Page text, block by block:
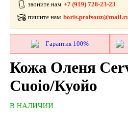
звоните нам +7 (919) 728-23-23
пишите нам
Гарантия 100%
Кожа Оленя
Cuoio/Куойо
В НАЛИЧИИ